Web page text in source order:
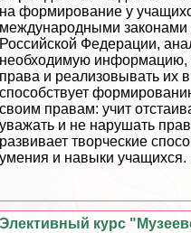
на формирование у
международными
Российской Федерации,
необходимую информацию,
права и реализовывать их
способствует
своим правам: учит
уважать и не нарушать
развивает творческие
умения и навыки учащихся.
Элективный курс